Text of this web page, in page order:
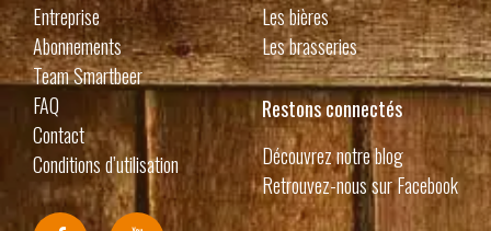
Entreprise
Abonnements
Team Smartbeer
FAQ
Contact
Conditions d’utilisation
Les bières
Les brasseries
Restons connectés
Découvrez notre blog
Retrouvez-nous sur Facebook